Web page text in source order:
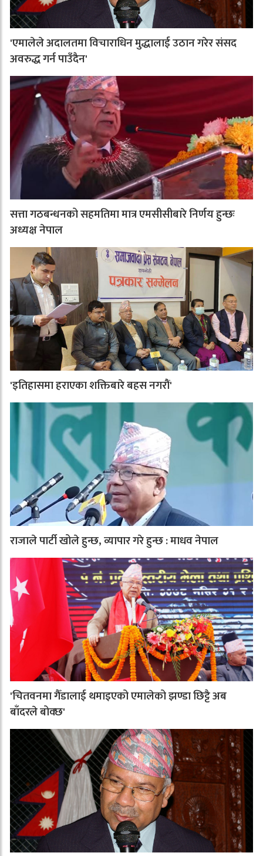
'एमालेले अदालतमा विचाराधिन मुद्धालाई उठान गरेर संसद
अवरुद्ध गर्न पाउँदैन'
सत्ता गठबन्धनको सहमतिमा मात्र एमसीसीबारे निर्णय हुन्छः
अध्यक्ष नेपाल
'इतिहासमा हराएका शक्तिबारे बहस नगरौं'
राजाले पार्टी खोले हुन्छ, व्यापार गरे हुन्छ : माधव नेपाल
'चितवनमा गैँडालाई थमाइएको एमालेको झण्डा छिट्टै अब
बाँदरले बोक्छ'